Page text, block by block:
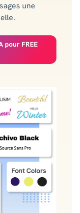
une
pour FREE